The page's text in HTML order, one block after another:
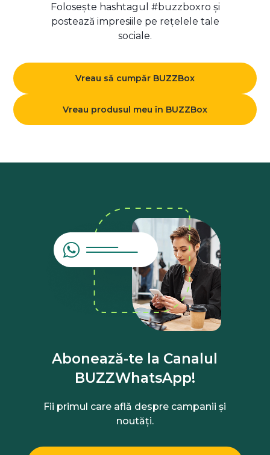
Folosește hashtagul #buzzboxro și
postează impresiile pe rețelele tale
sociale.
Vreau să cumpăr BUZZBox
Vreau produsul meu în BUZZBox
Abonează-te la Canalul
BUZZWhatsApp!
Fii primul care află despre campanii și
noutăți.